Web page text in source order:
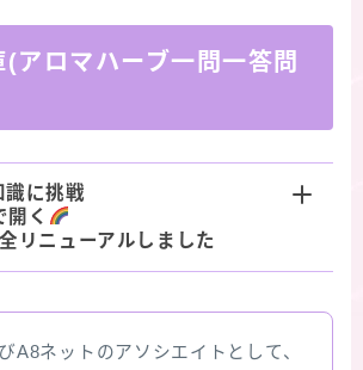
アロマハーブ一問一答問
識に挑戦
開く
リニューアルしました
A8ネットのアソシエイトとして、